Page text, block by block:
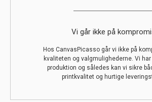
Vi går ikke på
Hos CanvasPicasso går vi ikke på
kvaliteten og valgmulighederne. Vi
produktion og således kan vi sikre
printkvalitet og hurtige